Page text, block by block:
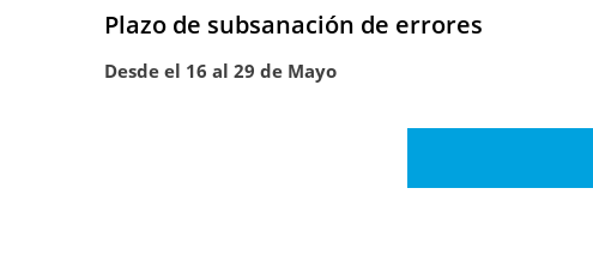
Plazo de subsanación de errores
Desde el 16 al 29 de Mayo